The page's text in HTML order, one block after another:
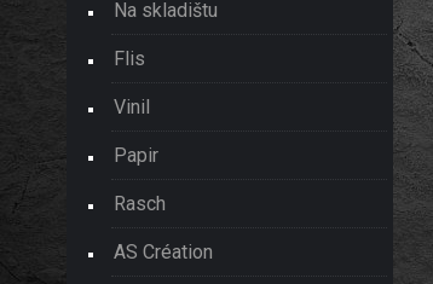
Na skladištu
Flis
Vinil
Papir
Rasch
AS Création